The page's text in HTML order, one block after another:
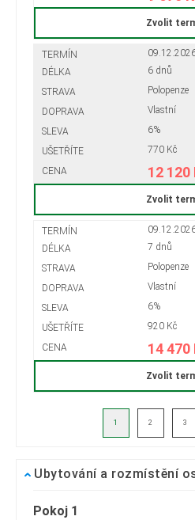
Zvolit
6 dnů
Polopenze
Vlastní
6%
770 Kč
12 120
Zvolit
7 dnů
Polopenze
Vlastní
6%
920 Kč
14 470
Zvolit
1 2 3
Ubytování a rozmístění
Pokoj 1